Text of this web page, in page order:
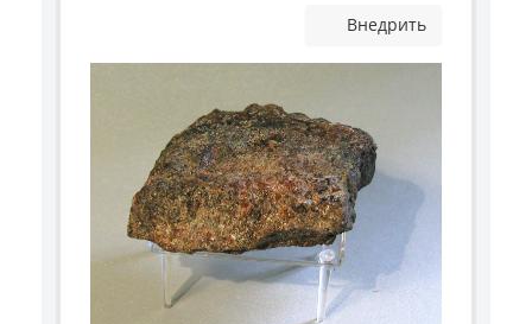
Внедрить